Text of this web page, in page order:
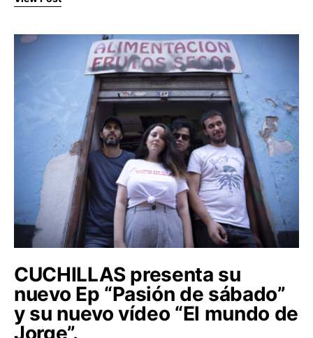
CUCHILLAS presenta su
nuevo Ep “Pasión de sábado”
y su nuevo vídeo “El mundo de
Jorge”.